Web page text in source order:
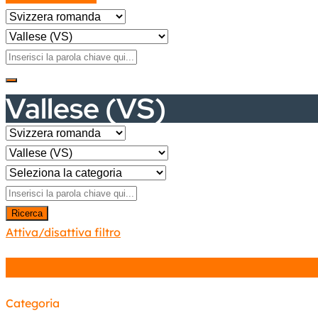
Vallese (VS)
Ricerca
Attiva/disattiva filtro
Categoria